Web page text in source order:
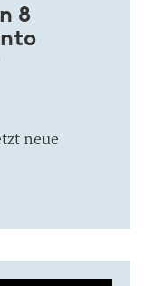
8
neue